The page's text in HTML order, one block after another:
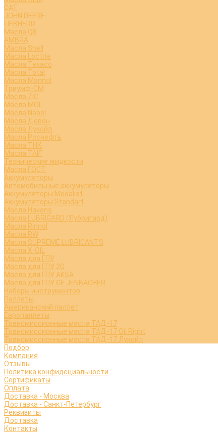
CAT
JOHN DEERE
LIEBHERR
Масла Q8
AMBRA
Масла Shell
Масла Loctite
Масла Texaco
Масла Total
Масла Mannol
Триумф-СМ
Масла ZIC
Масла MOL
Масла Nobel
Масла Девон
Масла Лукойл
Масла Роснефть
Масла ТНК
Масла TAIF
Технические жидкости
Масла ГОСТ
Аккумуляторы
Автомобильные аккумуляторы
Аккумуляторы Medalist
Аккумуляторы Standart
Масла Havens
Масла LUBRIGARD (Лубригард)
Масла Rinnol
Масла RW
Масла SUPREME LUBRICANTS
Масла X-OIL
Масла для ГПУ
Масла для ГПУ 2G
Масла для ГПУ AKSA
Масла для ГПУ GE JENBACHER
Наборы инструментов
Паллеты
Американский паллет
Европаллеты
Трансмиссионные масла ТАД-17
Трансмиссионные масла ТАД-17 Oil Right
Трансмиссионные масла ТАД-17 Лукойл
Подбор
Компания
Отзывы
Политика конфидециальности
Сертификаты
Оплата
Доставка - Москва
Доставка - Санкт-Петербург
Реквизиты
Доставка
Контакты